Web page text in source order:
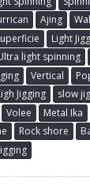
Ajing
Light
light spinning
Vertical
Jigging slow
Volee Metal Ika
Rock shore